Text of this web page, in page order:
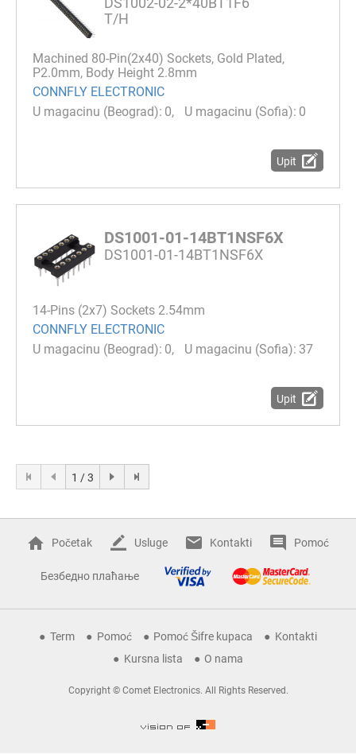
T/H
Machined 80-Pin(2x40) Sockets, Gold Plated,
P2.0mm, Body Height 2.8mm
CONNFLY ELECTRONIC
0
0
Upit
DS1001-01-14BT1NSF6X
DS1001-01-14BT1NSF6X
14-Pins (2x7) Sockets 2.54mm
CONNFLY ELECTRONIC
0
37
Upit
1 / 3
Početak Usluge Kontakti Pomoć
Безбедно плаћање
Term Pomoć Pomoć Šifre kupaca
Kontakti
Kursna lista
O nama
Copyright © Comet Electronics. All Rights Reserved.